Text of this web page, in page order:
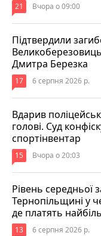
21 Вчора о 09:00
Підтвердили
Дмитра Березка
17 6 серпня 2026 р.
Вдарив
голові. Суд
спортінвентар
15 Вчора о 20:03
Рівень середньої
Тернопільщині у
де платять
13 6 серпня 2026 р.